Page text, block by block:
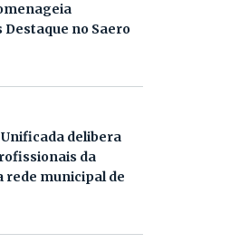
no Saero
delibera
da
rede municipal de